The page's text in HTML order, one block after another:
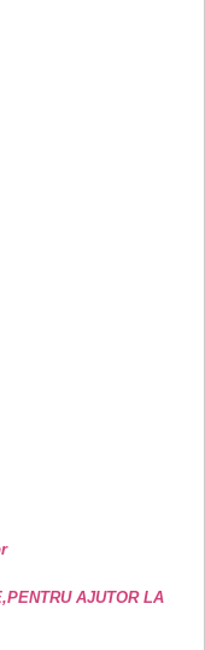
AJUTOR LA